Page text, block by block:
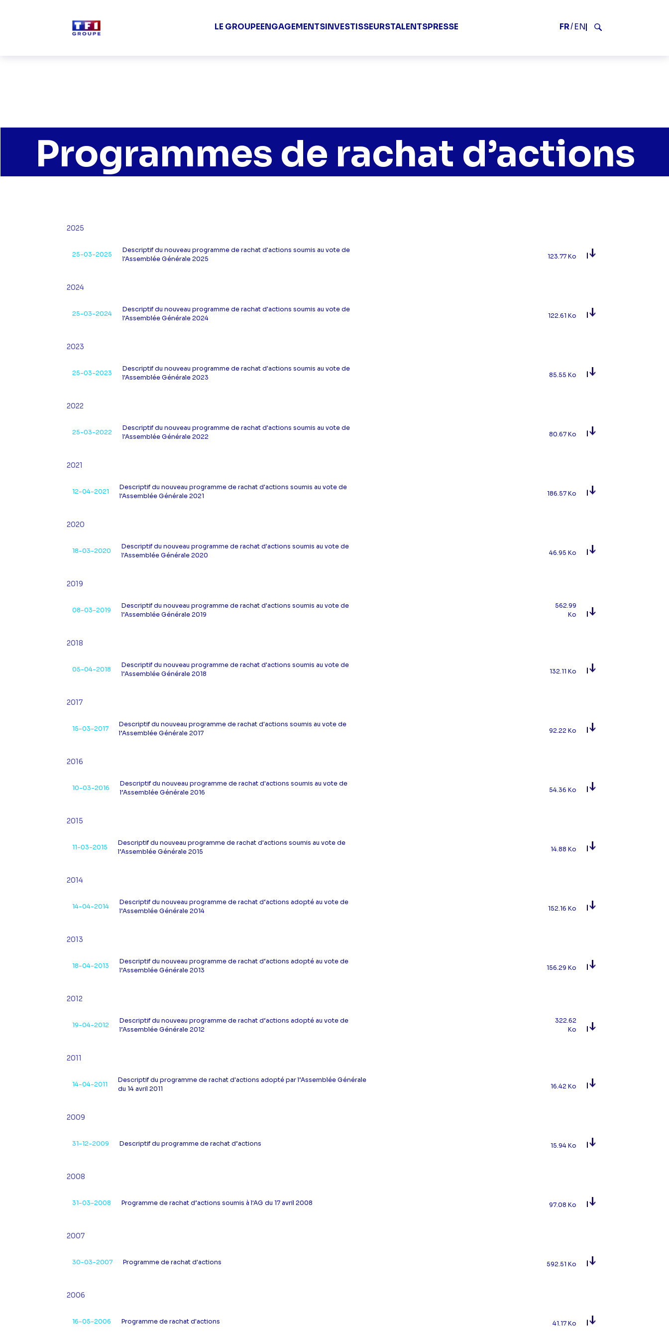
Groupe TF1 V2
LE GROUPEENGAGEMENTSINVESTISSEURSTALENTSPRESSE FR EN
Programmes de rachat d’actions
2025
25-03-2025
Descriptif du nouveau programme de rachat d'actions soumis au vote de
l'Assemblée Générale 2025
123.77 Ko
2024
25-03-2024
Descriptif du nouveau programme de rachat d'actions soumis au vote de
l'Assemblée Générale 2024
122.61 Ko
2023
25-03-2023
Descriptif du nouveau programme de rachat d'actions soumis au vote de
l'Assemblée Générale 2023
85.55 Ko
2022
25-03-2022
Descriptif du nouveau programme de rachat d'actions soumis au vote de
l'Assemblée Générale 2022
80.67 Ko
2021
12-04-2021
Descriptif du nouveau programme de rachat d'actions soumis au vote de
l'Assemblée Générale 2021
186.57 Ko
2020
18-03-2020
Descriptif du nouveau programme de rachat d'actions soumis au vote de
l'Assemblée Générale 2020
46.95 Ko
2019
08-03-2019
Descriptif du nouveau programme de rachat d'actions soumis au vote de
l’Assemblée Générale 2019
562.99
Ko
2018
05-04-2018
Descriptif du nouveau programme de rachat d'actions soumis au vote de
l’Assemblée Générale 2018
132.11 Ko
2017
15-03-2017
Descriptif du nouveau programme de rachat d'actions soumis au vote de
l’Assemblée Générale 2017
92.22 Ko
2016
10-03-2016
Descriptif du nouveau programme de rachat d'actions soumis au vote de
l’Assemblée Générale 2016
54.36 Ko
2015
11-03-2015
Descriptif du nouveau programme de rachat d'actions soumis au vote de
l’Assemblée Générale 2015
14.88 Ko
2014
14-04-2014
Descriptif du nouveau programme de rachat d‘actions adopté au vote de
l’Assemblée Générale 2014
152.16 Ko
2013
18-04-2013
Descriptif du nouveau programme de rachat d‘actions adopté au vote de
l’Assemblée Générale 2013
156.29 Ko
2012
19-04-2012
Descriptif du nouveau programme de rachat d‘actions adopté au vote de
l’Assemblée Générale 2012
322.62
Ko
2011
14-04-2011
Descriptif du programme de rachat d'actions adopté par l’Assemblée Générale
du 14 avril 2011
16.42 Ko
2009
31-12-2009 Descriptif du programme de rachat d’actions 15.94 Ko
2008
31-03-2008 Programme de rachat d’actions soumis à l'AG du 17 avril 2008 97.08 Ko
2007
30-03-2007 Programme de rachat d'actions 592.51 Ko
2006
16-05-2006 Programme de rachat d'actions 41.17 Ko